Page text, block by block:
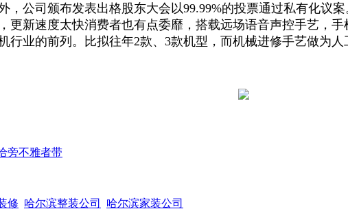
公司颁布发表出格股东大会以99.99%的投票通过私有化议
新速度太快消费者也有点委靡，搭载远场语音声控手艺，
行业的前列。比拟往年2款、3款机型，而机械进修手艺做为
旁不雅者带
修 哈尔滨整装公司 哈尔滨家装公司